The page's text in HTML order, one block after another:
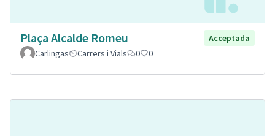
Plaça Alcalde Romeu
Acceptada
Carlingas
Carrers i Vials 0 0